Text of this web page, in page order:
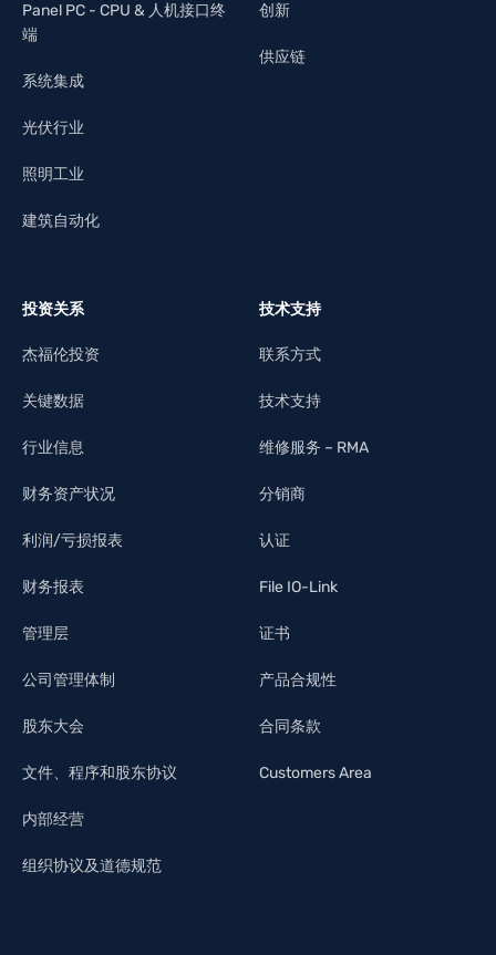
Panel PC - CPU & 人机接口终
端
系统集成
光伏行业
照明工业
建筑自动化
创新
供应链
投资关系
杰福伦投资
关键数据
行业信息
财务资产状况
利润/亏损报表
财务报表
管理层
公司管理体制
股东大会
文件、程序和股东协议
内部经营
组织协议及道德规范
技术支持
联系方式
技术支持
维修服务 – RMA
分销商
认证
File IO-Link
证书
产品合规性
合同条款
Customers Area